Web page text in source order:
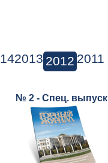
2013 2012 2011
№ 2 - Спец. выпуск